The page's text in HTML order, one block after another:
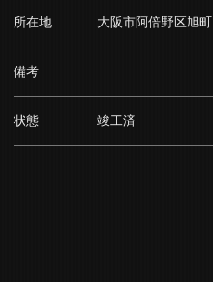
所在地 大阪市阿倍野区旭町
備考
状態 竣工済